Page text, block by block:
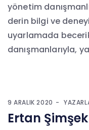
yönetim
derin bilgi ve
uyarlamada
danışmanlarıyla,
9 ARALIK 2020
Ertan